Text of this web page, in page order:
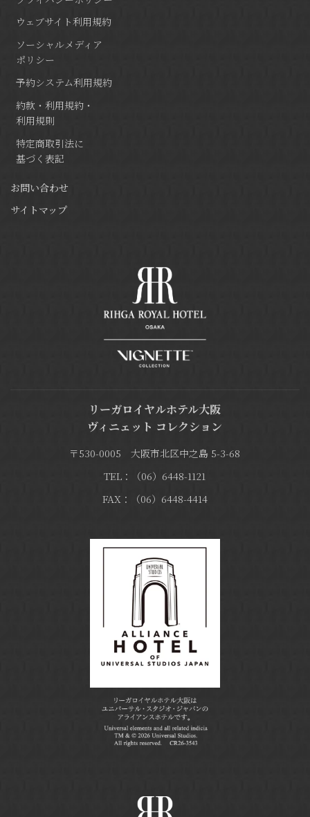
ウェブサイト利用規約
ソーシャルメディア
ポリシー
予約システム利用規約
約款・利用規約・
利用規則
特定商取引法に
基づく表記
お問い合わせ
サイトマップ
リーガロイヤルホテル大阪
ヴィニェット コレクション
〒530-0005 大阪市北区中之島 5-3-68
TEL：（06）6448-1121
FAX：（06）6448-4414